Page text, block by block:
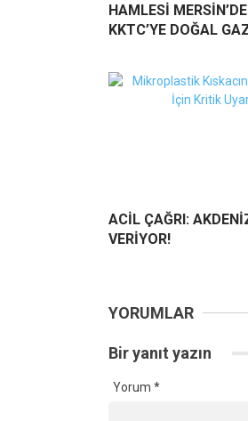
HAMLESİ
KKTC’YE DOĞAL
ACİL ÇAĞRI:
VERİYOR!
YORUMLAR
Bir yanıt yazın
Yorum *